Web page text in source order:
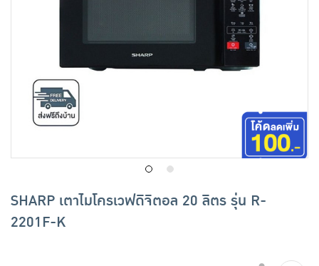
เครื่องปรุงรสและของแห้ง
ขนมขบเคี้ยว และช็อคโกแลต
อาหารสด ผัก ผลไม้และเบเกอรี่
SHARP เตาไมโครเวฟดิจิตอล 20 ลิตร รุ่น R-
2201F-K